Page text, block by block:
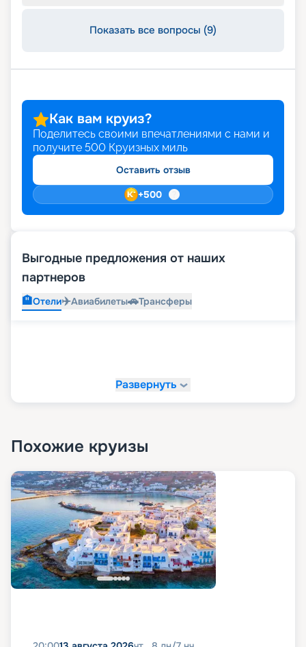
Показать все вопросы (9)
Как вам круиз?
Поделитесь своими впечатлениями с нами и
получите 500 Круизных миль
Оставить отзыв
+500
Выгодные предложения от наших
партнеров
🏨Отели✈️Авиабилеты🚗Трансферы
Развернуть
Похожие круизы